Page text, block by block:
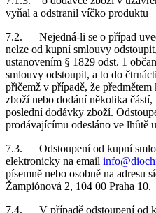
vyňal a odstranil víčko produktu
7.2. Nejedná-li se o případ
nelze od kupní smlouvy
ustanovením § 1829 odst. 1
smlouvy odstoupit, a to do
přičemž v případě, že
zboží nebo dodání několika
poslední dodávky zboží.
prodávajícímu odesláno ve lhůtě
7.3. Odstoupení od kupní
elektronicky na email
písemně nebo osobně na adresu
Žampiónová 2, 104 00 Praha 10.
7.4. V případě odstoupení od